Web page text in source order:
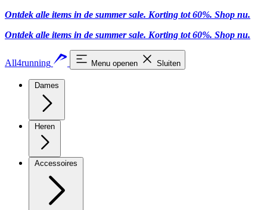
Ontdek alle items in de summer sale. Korting tot 60%. Shop nu.
Ontdek alle items in de summer sale. Korting tot 60%. Shop nu.
All4running Menu openen Sluiten
Dames
Heren
Accessoires